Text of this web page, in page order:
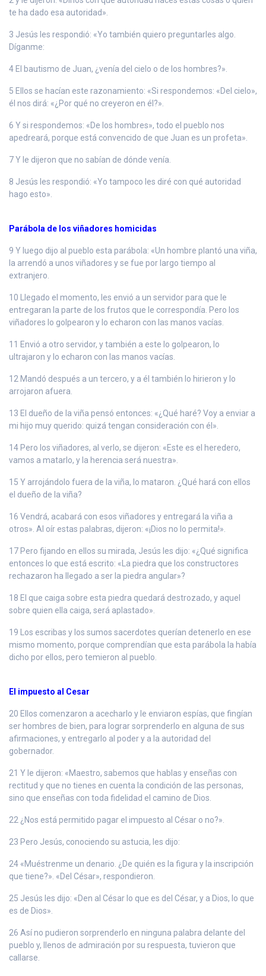
te ha dado esa autoridad».
3 Jesús les respondió: «Yo también quiero preguntarles algo.
Díganme:
4 El bautismo de Juan, ¿venía del cielo o de los hombres?».
5 Ellos se hacían este razonamiento: «Si respondemos: «Del cielo»,
él nos dirá: «¿Por qué no creyeron en él?».
6 Y si respondemos: «De los hombres», todo el pueblo nos
apedreará, porque está convencido de que Juan es un profeta».
7 Y le dijeron que no sabían de dónde venía.
8 Jesús les respondió: «Yo tampoco les diré con qué autoridad
hago esto».
Parábola de los viñadores homicidas
9 Y luego dijo al pueblo esta parábola: «Un hombre plantó una viña,
la arrendó a unos viñadores y se fue por largo tiempo al
extranjero.
10 Llegado el momento, les envió a un servidor para que le
entregaran la parte de los frutos que le correspondía. Pero los
viñadores lo golpearon y lo echaron con las manos vacías.
11 Envió a otro servidor, y también a este lo golpearon, lo
ultrajaron y lo echaron con las manos vacías.
12 Mandó después a un tercero, y a él también lo hirieron y lo
arrojaron afuera.
13 El dueño de la viña pensó entonces: «¿Qué haré? Voy a enviar a
mi hijo muy querido: quizá tengan consideración con él».
14 Pero los viñadores, al verlo, se dijeron: «Este es el heredero,
vamos a matarlo, y la herencia será nuestra».
15 Y arrojándolo fuera de la viña, lo mataron. ¿Qué hará con ellos
el dueño de la viña?
16 Vendrá, acabará con esos viñadores y entregará la viña a
otros». Al oír estas palabras, dijeron: «¡Dios no lo permita!».
17 Pero fijando en ellos su mirada, Jesús les dijo: «¿Qué significa
entonces lo que está escrito: «La piedra que los constructores
rechazaron ha llegado a ser la piedra angular»?
18 El que caiga sobre esta piedra quedará destrozado, y aquel
sobre quien ella caiga, será aplastado».
19 Los escribas y los sumos sacerdotes querían detenerlo en ese
mismo momento, porque comprendían que esta parábola la había
dicho por ellos, pero temieron al pueblo.
El impuesto al Cesar
20 Ellos comenzaron a acecharlo y le enviaron espías, que fingían
ser hombres de bien, para lograr sorprenderlo en alguna de sus
afirmaciones, y entregarlo al poder y a la autoridad del
gobernador.
21 Y le dijeron: «Maestro, sabemos que hablas y enseñas con
rectitud y que no tienes en cuenta la condición de las personas,
sino que enseñas con toda fidelidad el camino de Dios.
22 ¿Nos está permitido pagar el impuesto al César o no?».
23 Pero Jesús, conociendo su astucia, les dijo:
24 «Muéstrenme un denario. ¿De quién es la figura y la inscripción
que tiene?». «Del César», respondieron.
25 Jesús les dijo: «Den al César lo que es del César, y a Dios, lo que
es de Dios».
26 Así no pudieron sorprenderlo en ninguna palabra delante del
pueblo y, llenos de admiración por su respuesta, tuvieron que
callarse.